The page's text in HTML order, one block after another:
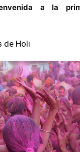
a la
de Holi